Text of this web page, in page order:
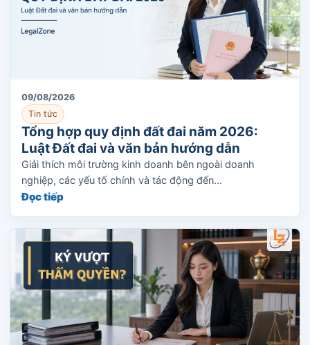
09/08/2026
Tin tức
Tổng hợp quy định đất đai năm 2026:
Luật Đất đai và văn bản hướng dẫn
Giải thích môi trường kinh doanh bên ngoài doanh
nghiệp, các yếu tố chính và tác động đến...
Đọc tiếp